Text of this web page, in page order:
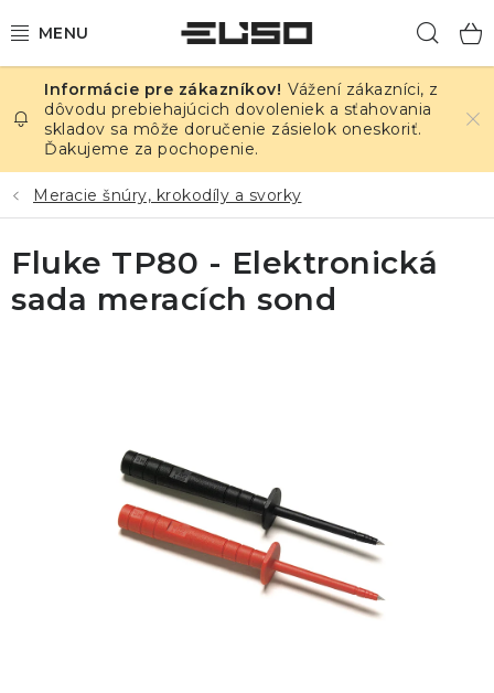
na
ELEKTRINA
TEPLOTA A VLHKOSŤ
TLAK A ÚNIKY
ZÁZNAMNÍKY
Vážení zákazníci, z
dôvodu prebiehajúcich dovoleniek a sťahovania
skladov sa môže doručenie zásielok oneskoriť.
Ďakujeme za pochopenie.
Meracie šnúry, krokodíly a svorky
Fluke TP80 - Elektronická
sada meracích sond